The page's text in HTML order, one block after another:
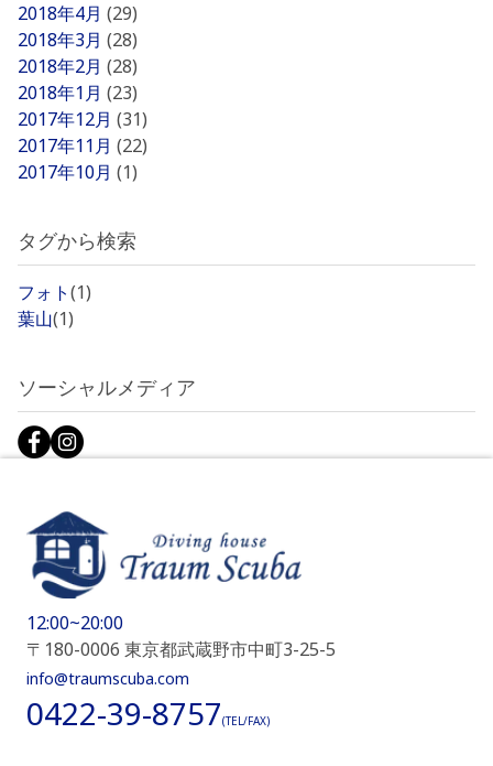
2018年4月 (29)
2018年3月 (28)
2018年2月 (28)
2018年1月 (23)
2017年12月 (31)
2017年11月 (22)
2017年10月 (1)
タグから検索
フォト(1)
葉山(1)
ソーシャルメディア
12:00~20:00
〒180-0006 東京都武蔵野市中町3-25-5
info@traumscuba.com
0422-39-8757(TEL/FAX)